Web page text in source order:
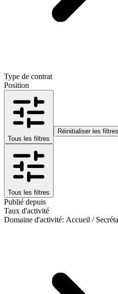
Type de contrat
Position
Tous les filtres
Réinitialiser les filtres
Tous les filtres
Publié depuis
Taux d'activité
Domaine d'activité: Accueil /